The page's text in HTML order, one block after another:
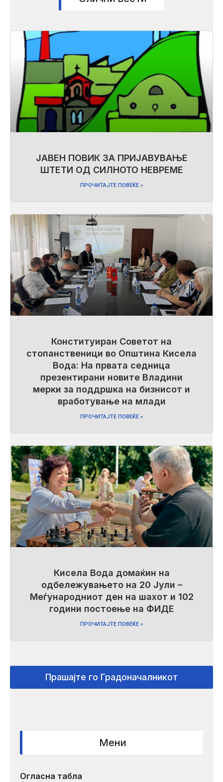
ЈАВЕН ПОВИК ЗА ПРИЈАВУВАЊЕ
ШТЕТИ ОД СИЛНОТО НЕВРЕМЕ
ПРОЧИТАЈТЕ ПОВЕЌЕ »
Конституиран Советот на
стопанственици во Општина Кисела
Вода: На првата седница
презентирани новите Владини
мерки за поддршка на бизнисот и
вработување на млади
ПРОЧИТАЈТЕ ПОВЕЌЕ »
Кисела Вода домаќин на
одбележувањето на 20 Јули –
Меѓународниот ден на шахот и 102
години постоење на ФИДЕ
ПРОЧИТАЈТЕ ПОВЕЌЕ »
Прашајте го Градоначалникот
Мени
Огласна табла